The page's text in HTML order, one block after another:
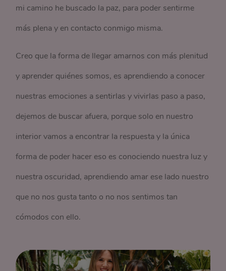
mi camino he buscado la paz, para poder sentirme
más plena y en contacto conmigo misma.
Creo que la forma de llegar amarnos con más plenitud
y aprender quiénes somos, es aprendiendo a conocer
nuestras emociones a sentirlas y vivirlas paso a paso,
dejemos de buscar afuera, porque solo en nuestro
interior vamos a encontrar la respuesta y la única
forma de poder hacer eso es conociendo nuestra luz y
nuestra oscuridad, aprendiendo amar ese lado nuestro
que no nos gusta tanto o no nos sentimos tan
cómodos con ello.